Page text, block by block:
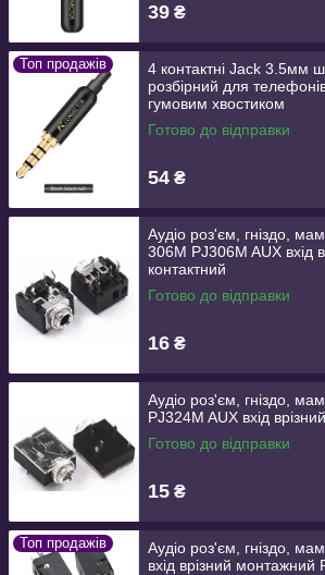
39 ₴
Топ продажів
4 контактні Jack 3.5мм
розбірний для
гумовим хвостиком
Готово до відправки
54 ₴
Аудіо роз'єм, гніздо,
306M PJ306M AUX вхід
контактний
Готово до відправки
16 ₴
Аудіо роз'єм, гніздо,
PJ324M AUX вхід
Готово до відправки
15 ₴
Топ продажів
Аудіо роз'єм, гніздо,
вхід врізний монтажний